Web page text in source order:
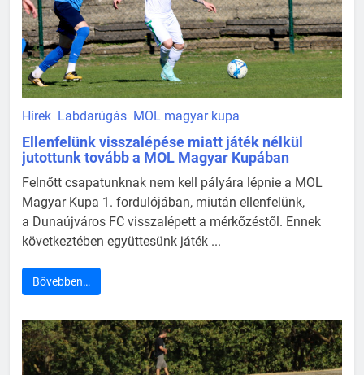
Hírek Labdarúgás MOL magyar kupa
Ellenfelünk visszalépése miatt játék nélkül
jutottunk tovább a MOL Magyar Kupában
Felnőtt csapatunknak nem kell pályára lépnie a MOL
Magyar Kupa 1. fordulójában, miután ellenfelünk,
a Dunaújváros FC visszalépett a mérkőzéstől. Ennek
következtében együttesünk játék ...
Bővebben…